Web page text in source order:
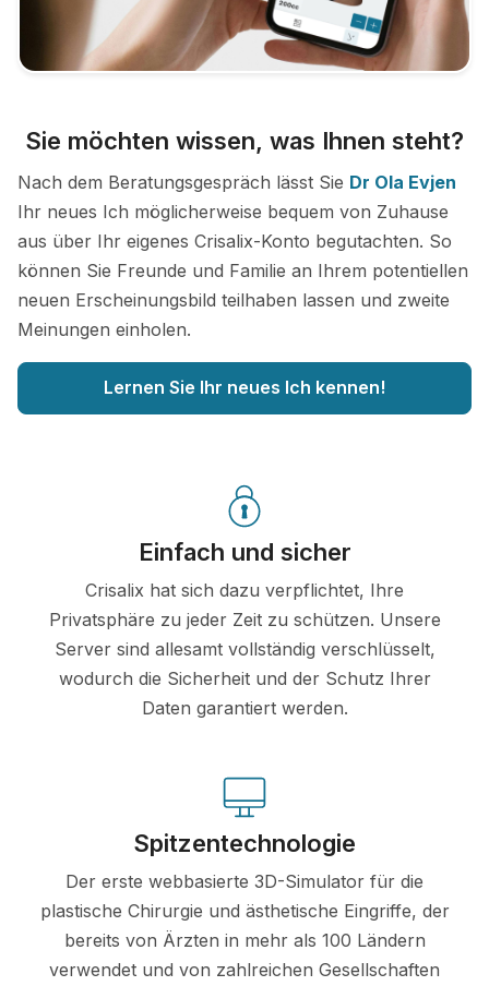
Sie möchten wissen, was Ihnen steht?
Nach dem Beratungsgespräch lässt Sie Dr Ola Evjen
Ihr neues Ich möglicherweise bequem von Zuhause
aus über Ihr eigenes Crisalix-Konto begutachten. So
können Sie Freunde und Familie an Ihrem potentiellen
neuen Erscheinungsbild teilhaben lassen und zweite
Meinungen einholen.
Lernen Sie Ihr neues Ich kennen!
Einfach und sicher
Crisalix hat sich dazu verpflichtet, Ihre
Privatsphäre zu jeder Zeit zu schützen. Unsere
Server sind allesamt vollständig verschlüsselt,
wodurch die Sicherheit und der Schutz Ihrer
Daten garantiert werden.
Spitzentechnologie
Der erste webbasierte 3D-Simulator für die
plastische Chirurgie und ästhetische Eingriffe, der
bereits von Ärzten in mehr als 100 Ländern
verwendet und von zahlreichen Gesellschaften